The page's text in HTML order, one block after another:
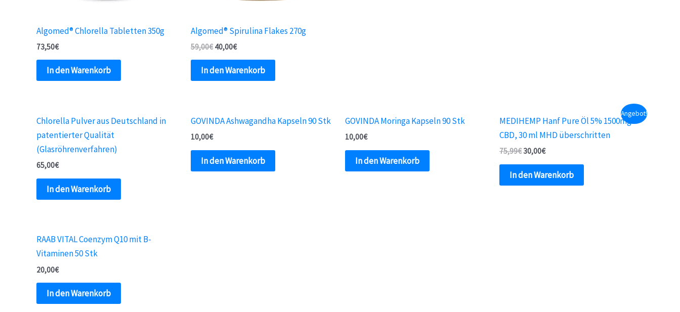
Algomed® Chlorella Tabletten 350g
73,50€
In den Warenkorb
Algomed® Spirulina Flakes 270g
59,00€ 40,00€
In den Warenkorb
Chlorella Pulver aus Deutschland in
patentierter Qualität
(Glasröhrenverfahren)
65,00€
In den Warenkorb
GOVINDA Ashwagandha Kapseln 90 Stk
10,00€
In den Warenkorb
GOVINDA Moringa Kapseln 90 Stk
10,00€
In den Warenkorb
Angebot!
MEDIHEMP Hanf Pure Öl 5% 1500mg
CBD, 30 ml MHD überschritten
75,99€30,00€
In den Warenkorb
RAAB VITAL Coenzym Q10 mit B-
Vitaminen 50 Stk
20,00€
In den Warenkorb